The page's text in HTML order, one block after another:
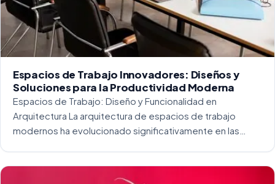
Espacios de Trabajo Innovadores: Diseños y
Soluciones para la Productividad Moderna
Espacios de Trabajo: Diseño y Funcionalidad en
Arquitectura La arquitectura de espacios de trabajo
modernos ha evolucionado significativamente en las